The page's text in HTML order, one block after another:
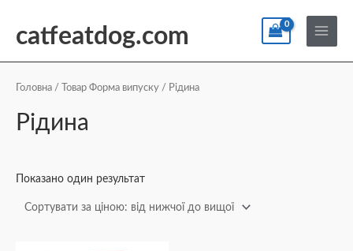
catfeatdog.com
Main
Menu
Головна / Товар Форма випуску / Рідина
Рідина
Показано один результат